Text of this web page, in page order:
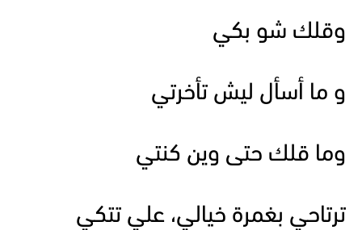
وقلك شو بكي
و ما أسأل ليش تأخرتي
وما قلك حتى وين كنتي
ترتاحي بغمرة خيالي، علي تتكي